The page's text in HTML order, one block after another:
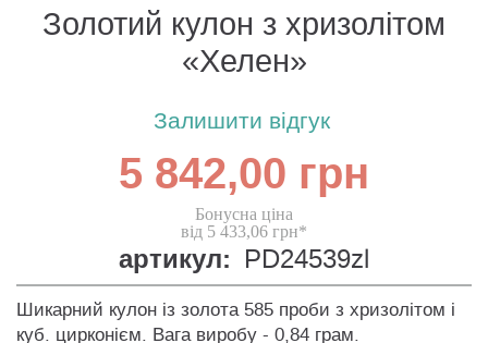
Золотий кулон з хризолітом
«Хелен»
Залишити відгук
5 842,00 грн
Бонусна ціна
від 5 433,06 грн*
артикул: PD24539zl
Шикарний кулон із золота 585 проби з хризолітом і
куб. цирконієм. Вага виробу - 0,84 грам.